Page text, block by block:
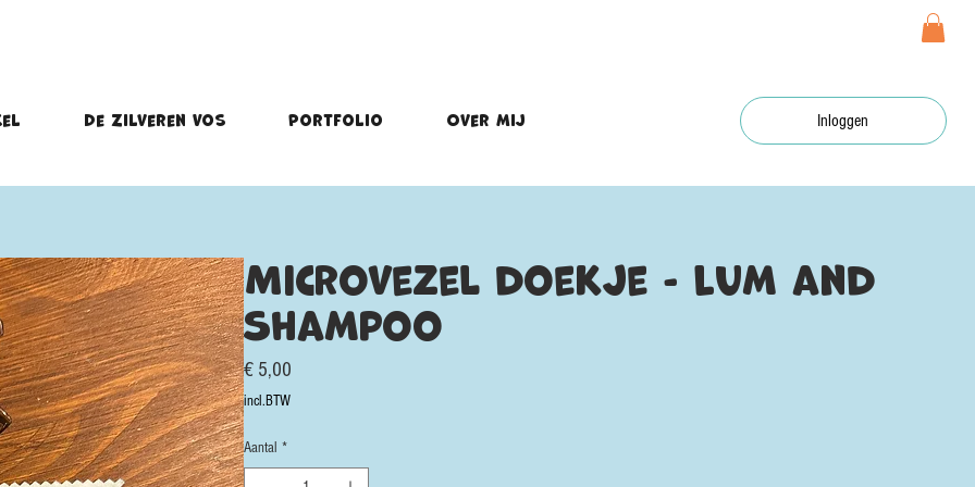
De Zilveren Vos Portfolio Over mij Inloggen
Microvezel doekje - Lum and
Shampoo
€ 5,00
incl.BTW
Aantal *